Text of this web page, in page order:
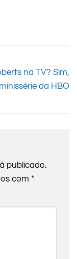
na TV? Sim,
da HBO
publicado.
com *